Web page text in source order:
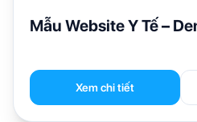
Mẫu Website Y Tế –
Xem chi tiết